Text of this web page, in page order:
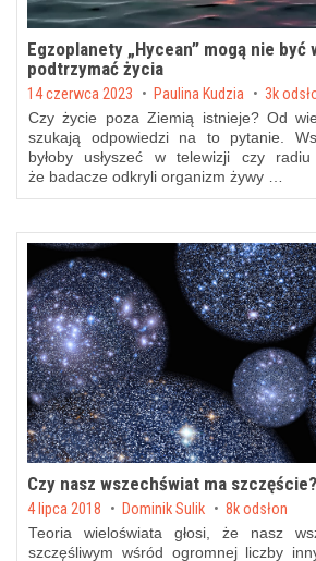
Egzoplanety „Hycean” mogą nie być
podtrzymać życia
Posted on
14 czerwca 2023 by Paulina Kudzia 3k
Czy życie poza Ziemią istnieje? Od
szukają odpowiedzi na to pytanie.
byłoby usłyszeć w telewizji czy
że badacze odkryli organizm żywy …
Czy nasz wszechświat ma szczęście?
Posted on
4 lipca 2018 by Dominik Sulik 8k odsłon
Teoria wieloświata głosi, że nasz
szczęśliwym wśród ogromnej liczby